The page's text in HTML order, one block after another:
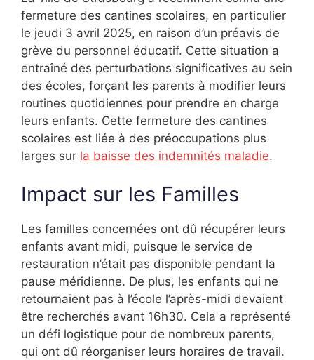
fermeture des cantines scolaires, en particulier
le jeudi 3 avril 2025, en raison d’un préavis de
grève du personnel éducatif. Cette situation a
entraîné des perturbations significatives au sein
des écoles, forçant les parents à modifier leurs
routines quotidiennes pour prendre en charge
leurs enfants. Cette fermeture des cantines
scolaires est liée à des préoccupations plus
larges sur la baisse des indemnités maladie.
Impact sur les Familles
Les familles concernées ont dû récupérer leurs
enfants avant midi, puisque le service de
restauration n’était pas disponible pendant la
pause méridienne. De plus, les enfants qui ne
retournaient pas à l’école l’après-midi devaient
être recherchés avant 16h30. Cela a représenté
un défi logistique pour de nombreux parents,
qui ont dû réorganiser leurs horaires de travail.